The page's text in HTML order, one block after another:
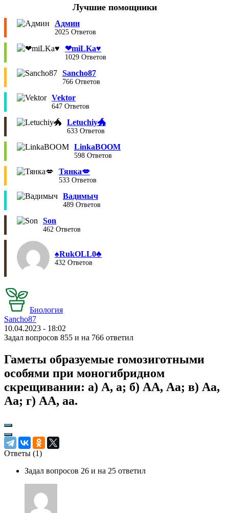
Лучшие помощники
Админ
2025 Ответов
❤︎miLKa♥︎
1029 Ответов
Sancho87
766 Ответов
Vektor
647 Ответов
Letuchiy🐲
633 Ответов
LinkaBOOM
598 Ответов
Тянка💋
533 Ответов
Вадимыч
489 Ответов
Son
462 Ответов
♠︎RukOLL0♣︎
432 Ответов
Биология
Sancho87
10.04.2023 - 18:02
Задал вопросов 855 и на 766 ответил
Гаметы образуемые гомозиготными
особями при моногибридном
скрещивании: а) А, а; б) АА, Аа; в) Аа,
Аа; г) АА, аа.
Ответы (1)
Задал вопросов 26 и на 25 ответил